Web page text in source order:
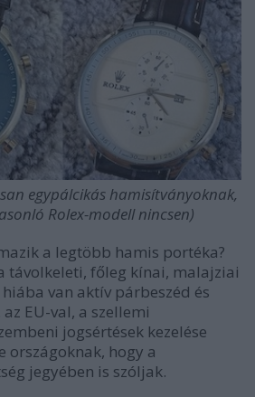
egypálcikás hamisítványoknak,
Rolex-modell nincsen)
a legtöbb hamis portéka?
távolkeleti, főleg kínai, malajziai
van aktív párbeszéd és
EU-val, a szellemi
jogsértések kezelése
országoknak, hogy a
jegyében is szóljak.